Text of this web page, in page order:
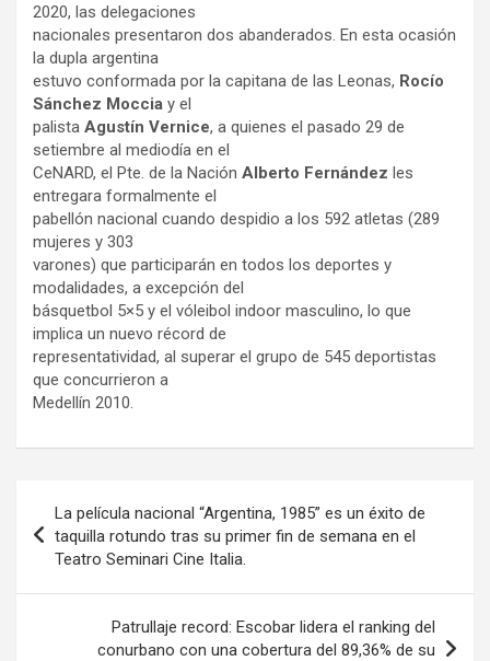
2020, las delegaciones
nacionales presentaron dos abanderados. En esta ocasión
la dupla argentina
estuvo conformada por la capitana de las Leonas, Rocío
Sánchez Moccia y el
palista Agustín Vernice, a quienes el pasado 29 de
setiembre al mediodía en el
CeNARD, el Pte. de la Nación Alberto Fernández les
entregara formalmente el
pabellón nacional cuando despidio a los 592 atletas (289
mujeres y 303
varones) que participarán en todos los deportes y
modalidades, a excepción del
básquetbol 5×5 y el vóleibol indoor masculino, lo que
implica un nuevo récord de
representatividad, al superar el grupo de 545 deportistas
que concurrieron a
Medellín 2010.
de
entradas
La película nacional “Argentina, 1985” es un éxito de
taquilla rotundo tras su primer fin de semana en el
Teatro Seminari Cine Italia.
Patrullaje record: Escobar lidera el ranking del
conurbano con una cobertura del 89,36% de su